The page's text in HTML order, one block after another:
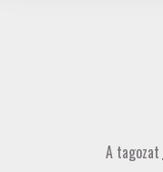
A tagozat